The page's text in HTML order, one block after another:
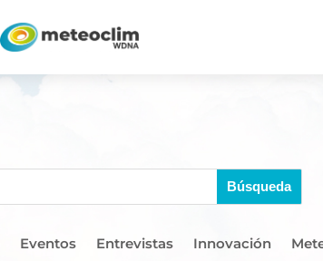
Eventos Entrevistas Innovación